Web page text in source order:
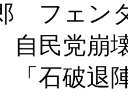
フェン
民党崩
石破退